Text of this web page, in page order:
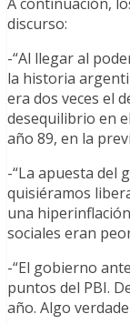
discurso:
-“Al llegar al
la historia
era dos veces el
desequilibrio en
año 89, en la
-“La apuesta del
quisiéramos
una
sociales eran
-“El gobierno
puntos del PBI.
año. Algo